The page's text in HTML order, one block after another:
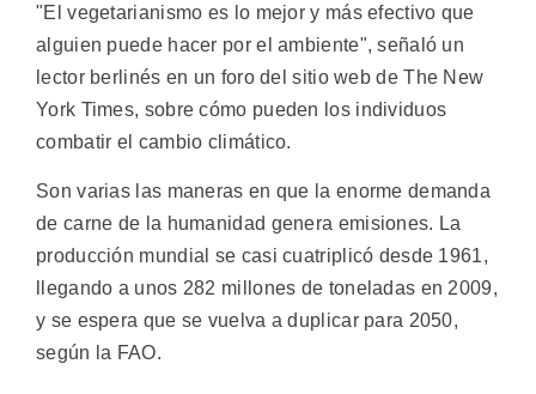
"El vegetarianismo es lo mejor y más efectivo que
alguien puede hacer por el ambiente", señaló un
lector berlinés en un foro del sitio web de The New
York Times, sobre cómo pueden los individuos
combatir el cambio climático.
Son varias las maneras en que la enorme demanda
de carne de la humanidad genera emisiones. La
producción mundial se casi cuatriplicó desde 1961,
llegando a unos 282 millones de toneladas en 2009,
y se espera que se vuelva a duplicar para 2050,
según la FAO.